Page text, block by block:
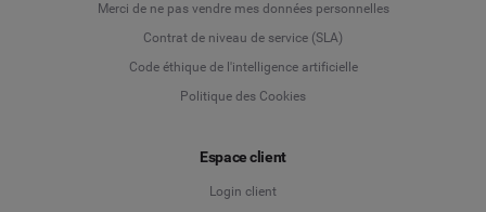
Merci de ne pas vendre mes données personnelles
Contrat de niveau de service (SLA)
Code éthique de l'intelligence artificielle
Politique des Cookies
Espace client
Login client
English
Español